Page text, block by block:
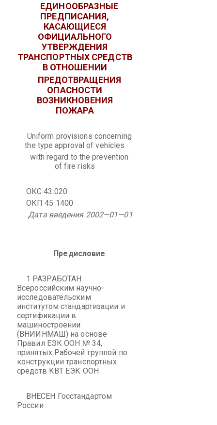
ЕДИНООБРАЗНЫЕ
ПРЕДПИСАНИЯ,
КАСАЮЩИЕСЯ
ОФИЦИАЛЬНОГО
УТВЕРЖДЕНИЯ
ТРАНСПОРТНЫХ СРЕДСТВ
В ОТНОШЕНИИ
ПРЕДОТВРАЩЕНИЯ
ОПАСНОСТИ
ВОЗНИКНОВЕНИЯ
ПОЖАРА
Uniform provisions concerning
the type approval of vehicles
with regard to the prevention
of fire risks
ОКС 43.020
ОКП 45 1400
Дата введения 2002—01—01
Предисловие
1 РАЗРАБОТАН
Всероссийским научно-
исследовательским
институтом стандартизации и
сертификации в
машиностроении
(ВНИИНМАШ) на основе
Правил ЕЭК ООН № 34,
принятых Рабочей группой по
конструкции транспортных
средств КВТ ЕЭК ООН
ВНЕСЕН Госстандартом
России